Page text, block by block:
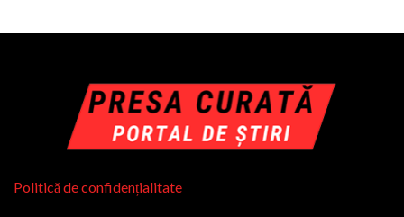
Politică de confidențialitate